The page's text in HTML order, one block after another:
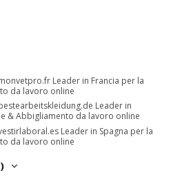
Leader in Francia per la
da lavoro online
Leader in
& Abbigliamento da lavoro online
Leader in Spagna per la
da lavoro online